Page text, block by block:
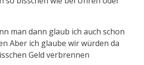
man dann glaub ich auch schon
Aber ich glaube wir würden da
Geld verbrennen